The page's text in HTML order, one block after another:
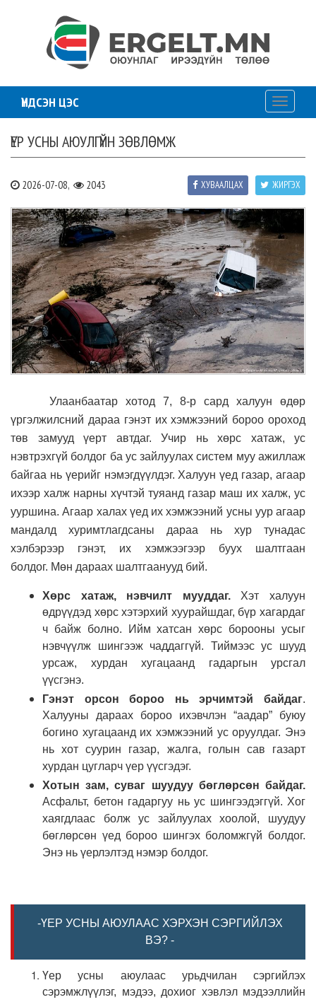
ҮНДСЭН ЦЭС
Toggle
ҮЕР УСНЫ АЮУЛГҮЙН ЗӨВЛӨМЖ
2026-07-08, 2043 ЖИРГЭХ
ХУВААЛЦАХ
Улаанбаатар хотод 7, 8-р сард халуун өдөр
үргэлжилсний дараа гэнэт их хэмжээний бороо ороход
төв замууд үерт автдаг. Учир нь хөрс хатаж, ус
нэвтрэхгүй болдог ба ус зайлуулах систем муу ажиллаж
байгаа нь үерийг нэмэгдүүлдэг. Халуун үед газар, агаар
ихээр халж нарны хүчтэй туяанд газар маш их халж, ус
ууршина. Агаар халах үед их хэмжээний усны уур агаар
мандалд хуримтлагдсаны дараа нь хур тунадас
хэлбэрээр гэнэт, их хэмжээгээр буух шалтгаан
болдог. Мөн дараах шалтгаанууд бий.
Хөрс хатаж, нэвчилт мууддаг.Хэт халуун
өдрүүдэд хөрс хэтэрхий хуурайшдаг, бүр хагардаг
ч байж болно. Ийм хатсан хөрс борооны усыг
нэвчүүлж шингээж чаддаггүй. Тиймээс ус шууд
урсаж, хурдан хугацаанд гадаргын урсгал
үүсгэнэ.
Гэнэт орсон бороо нь эрчимтэй байдаг.
Халууны дараах бороо ихэвчлэн “аадар” буюу
богино хугацаанд их хэмжээний ус оруулдаг. Энэ
нь хот суурин газар, жалга, голын сав газарт
хурдан цугларч үер үүсгэдэг.
Хотын зам, суваг шуудуу бөглөрсөн байдаг.
Асфальт, бетон гадаргуу нь ус шингээдэггүй. Хог
хаягдлаас болж ус зайлуулах хоолой, шуудуу
бөглөрсөн үед бороо шингэх боломжгүй болдог.
Энэ нь үерлэлтэд нэмэр болдог.
-ҮЕР УСНЫ АЮУЛААС ХЭРХЭН СЭРГИЙЛЭХ
ВЭ? -
Үер усны аюулаас урьдчилан сэргийлэх
сэрэмжлүүлэг, мэдээ, дохиог хэвлэл мэдээллийн